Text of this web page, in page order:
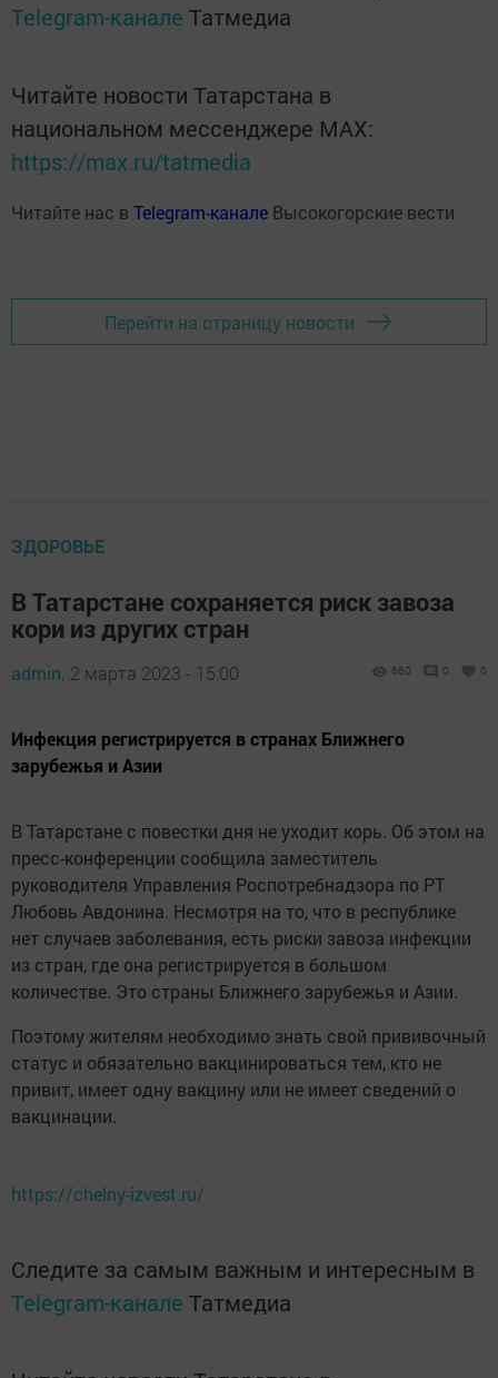
Telegram-канале Татмедиа
Читайте новости Татарстана в
национальном мессенджере MАХ:
https://max.ru/tatmedia
Читайте нас в Telegram-канале Высокогорские вести
Перейти на страницу новости
ЗДОРОВЬЕ
В Татарстане сохраняется риск завоза
кори из других стран
admin, 2 марта 2023 - 15:00 660 0 0
Инфекция регистрируется в странах Ближнего
зарубежья и Азии
В Татарстане с повестки дня не уходит корь. Об этом на
пресс-конференции сообщила заместитель
руководителя Управления Роспотребнадзора по РТ
Любовь Авдонина. Несмотря на то, что в республике
нет случаев заболевания, есть риски завоза инфекции
из стран, где она регистрируется в большом
количестве. Это страны Ближнего зарубежья и Азии.
Поэтому жителям необходимо знать свой прививочный
статус и обязательно вакцинироваться тем, кто не
привит, имеет одну вакцину или не имеет сведений о
вакцинации.
https://chelny-izvest.ru/
Следите за самым важным и интересным в
Telegram-канале Татмедиа